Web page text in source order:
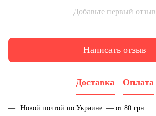
Добавьте первый отзыв
Написать отзыв
Доставка Оплата
Новой почтой по Украине — от 80 грн.